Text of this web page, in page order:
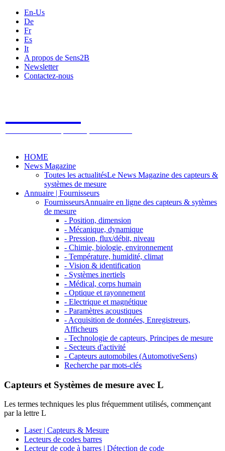
En-Us
De
Fr
Es
It
A propos de Sens2B
Newsletter
Contactez-nous
HOME
News Magazine
Toutes les actualitésLe News Magazine des capteurs &
systèmes de mesure
Annuaire | Fournisseurs
FournisseursAnnuaire en ligne des capteurs & sytèmes
de mesure
- Position, dimension
- Mécanique, dynamique
- Pression, flux/débit, niveau
- Chimie, biologie, environnement
- Température, humidité, climat
- Vision & identification
- Systèmes inertiels
- Médical, corps humain
- Optique et rayonnement
- Electrique et magnétique
- Paramètres acoustiques
- Acquisition de données, Enregistreurs,
Afficheurs
- Technologie de capteurs, Principes de mesure
- Secteurs d'activité
- Capteurs automobiles (AutomotiveSens)
Recherche par mots-clés
Capteurs et Systèmes de mesure avec L
Les termes techniques les plus fréquemment utilisés, commençant
par la lettre L
Laser | Capteurs & Mesure
Lecteurs de codes barres
Lecteur de code à barres | Détection de code